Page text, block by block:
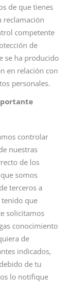
de que tienes
reclamación
competente
de
se ha producido
en relación con
personales.
controlar
nuestras
de los
somos
terceros a
tenido que
solicitamos
conocimiento
de
indicados,
de tu
lo notifique